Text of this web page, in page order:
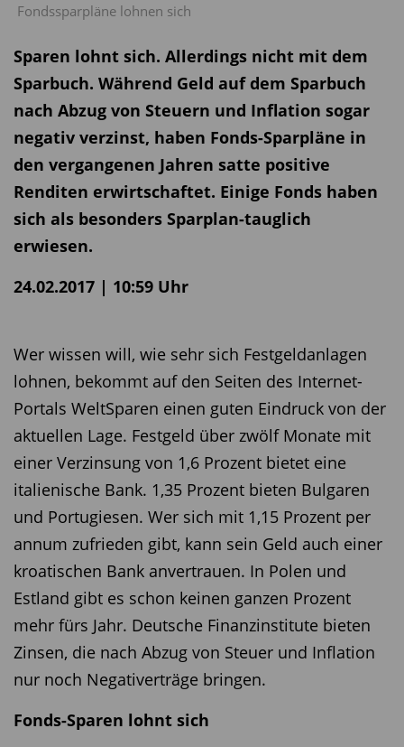
Fondssparpläne lohnen sich
Sparen lohnt sich. Allerdings nicht mit dem
Sparbuch. Während Geld auf dem Sparbuch
nach Abzug von Steuern und Inflation sogar
negativ verzinst, haben Fonds-Sparpläne in
den vergangenen Jahren satte positive
Renditen erwirtschaftet. Einige Fonds haben
sich als besonders Sparplan-tauglich
erwiesen.
24.02.2017 | 10:59 Uhr
Wer wissen will, wie sehr sich Festgeldanlagen
lohnen, bekommt auf den Seiten des Internet-
Portals WeltSparen einen guten Eindruck von der
aktuellen Lage. Festgeld über zwölf Monate mit
einer Verzinsung von 1,6 Prozent bietet eine
italienische Bank. 1,35 Prozent bieten Bulgaren
und Portugiesen. Wer sich mit 1,15 Prozent per
annum zufrieden gibt, kann sein Geld auch einer
kroatischen Bank anvertrauen. In Polen und
Estland gibt es schon keinen ganzen Prozent
mehr fürs Jahr. Deutsche Finanzinstitute bieten
Zinsen, die nach Abzug von Steuer und Inflation
nur noch Negativerträge bringen.
Fonds-Sparen lohnt sich